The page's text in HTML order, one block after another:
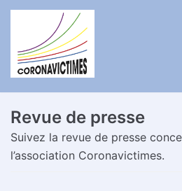
contenu
Revue de presse
Suivez la revue de presse
l’association Coronavictimes.